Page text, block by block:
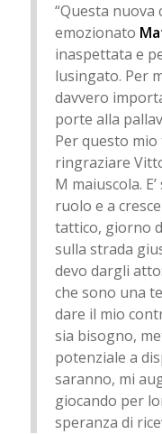
“Questa nuova
emozionato
inaspettata e
lusingato. Per
davvero
porte alla
Per questo
ringraziare
M maiuscola.
ruolo e a
tattico, giorno
sulla strada
devo dargli
che sono una
dare il mio
sia bisogno,
potenziale a
saranno, mi
giocando per
speranza di